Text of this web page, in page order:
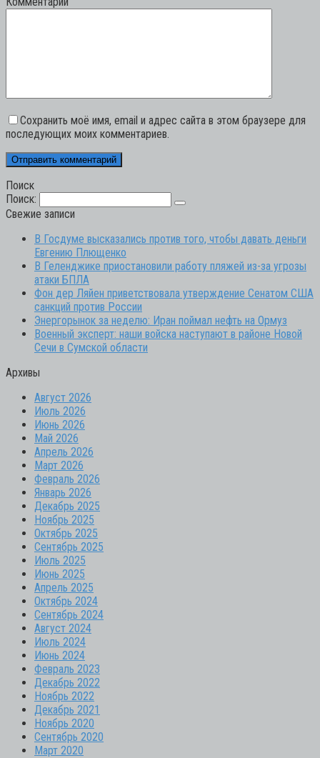
Сохранить моё имя, email и адрес сайта в этом браузере для
последующих моих комментариев.
Поиск
Поиск:
Свежие записи
В Госдуме высказались против того, чтобы давать деньги
Евгению Плющенко
В Геленджике приостановили работу пляжей из-за угрозы
атаки БПЛА
Фон дер Ляйен приветствовала утверждение Сенатом США
санкций против России
Энергорынок за неделю: Иран поймал нефть на Ормуз
Военный эксперт: наши войска наступают в районе Новой
Сечи в Сумской области
Архивы
Август 2026
Июль 2026
Июнь 2026
Май 2026
Апрель 2026
Март 2026
Февраль 2026
Январь 2026
Декабрь 2025
Ноябрь 2025
Октябрь 2025
Сентябрь 2025
Июль 2025
Июнь 2025
Апрель 2025
Октябрь 2024
Сентябрь 2024
Август 2024
Июль 2024
Июнь 2024
Февраль 2023
Декабрь 2022
Ноябрь 2022
Декабрь 2021
Ноябрь 2020
Сентябрь 2020
Март 2020